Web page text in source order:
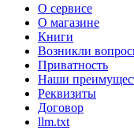
О сервисе
О магазине
Книги
Возникли
Приватность
Наши
Реквизиты
Договор
llm.txt